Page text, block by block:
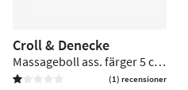
Croll & Denecke
Massageboll ass. färger 5 cm
- 1 st
 (1) recensioner